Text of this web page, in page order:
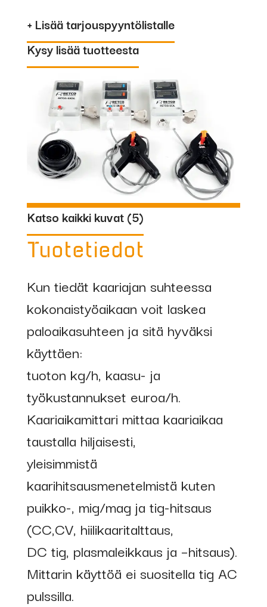
Tuotetiedot
Kun tiedät kaariajan suhteessa
kokonaistyöaikaan voit laskea
paloaikasuhteen ja sitä hyväksi
käyttäen:
tuoton kg/h, kaasu- ja
työkustannukset euroa/h.
Kaariaikamittari mittaa kaariaikaa
taustalla hiljaisesti,
yleisimmistä
kaarihitsausmenetelmistä kuten
puikko-, mig/mag ja tig-hitsaus
(CC,CV, hiilikaaritalttaus,
DC tig, plasmaleikkaus ja –hitsaus).
Mittarin käyttöä ei suositella tig AC
pulssilla.
+ Lisää tarjouspyyntölistalle
Kysy lisää tuotteesta
Katso kaikki kuvat (5)